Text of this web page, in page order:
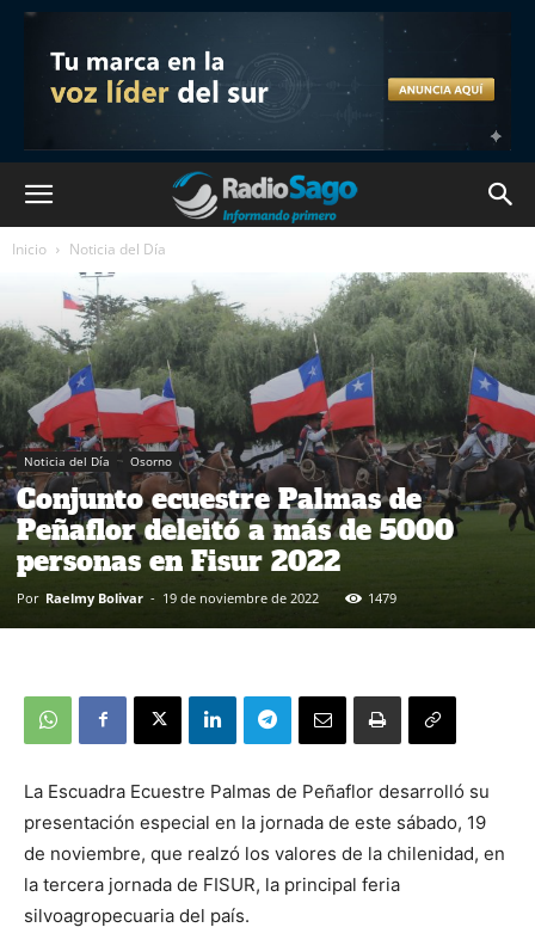
Inicio Noticia del Día
Noticia del Día Osorno
Conjunto ecuestre Palmas de
Peñaflor deleitó a más de 5000
personas en Fisur 2022
Por Raelmy Bolivar - 19 de noviembre de 2022 1479
La Escuadra Ecuestre Palmas de Peñaflor desarrolló su
presentación especial en la jornada de este sábado, 19
de noviembre, que realzó los valores de la chilenidad, en
la tercera jornada de FISUR, la principal feria
silvoagropecuaria del país.